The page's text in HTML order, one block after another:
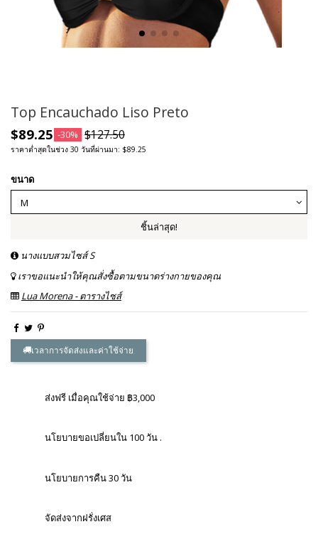
Top Encauchado Liso Preto
$89.25 -30% $127.50
ราคาต่ำสุดในช่วง 30 วันที่ผ่านมา: $89.25
ขนาด
ชิ้นล่าสุด!
นางแบบสวมไซส์ S
เราขอแนะนำให้คุณสั่งซื้อตามขนาดร่างกายของคุณ
Lua Morena - ตารางไซส์
เวลาการจัดส่งและค่าใช้จ่าย
ส่งฟรี เมื่อคุณใช้จ่าย ฿3,000
นโยบายขอเปลี่ยนใน 100 วัน .
นโยบายการคืน 30 วัน
จัดส่งจากฝรั่งเศส